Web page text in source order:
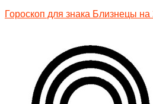
Гороскоп для знака Близнецы на